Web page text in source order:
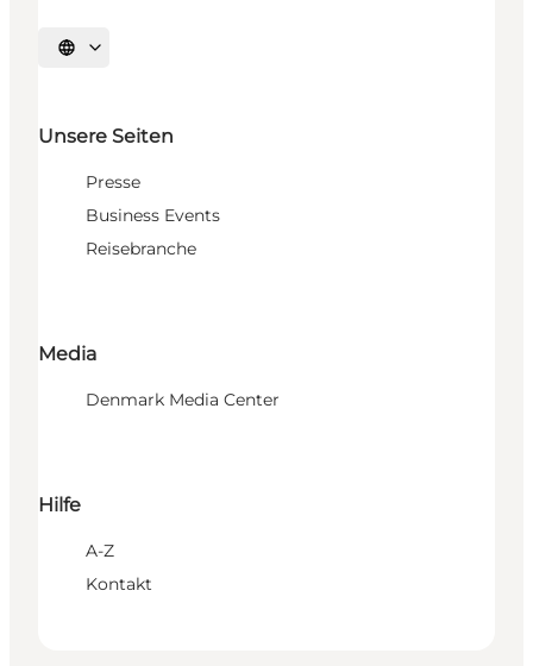
Sprache auswählen
Unsere Seiten
Presse
Business Events
Reisebranche
Media
Denmark Media Center
Hilfe
A-Z
Kontakt